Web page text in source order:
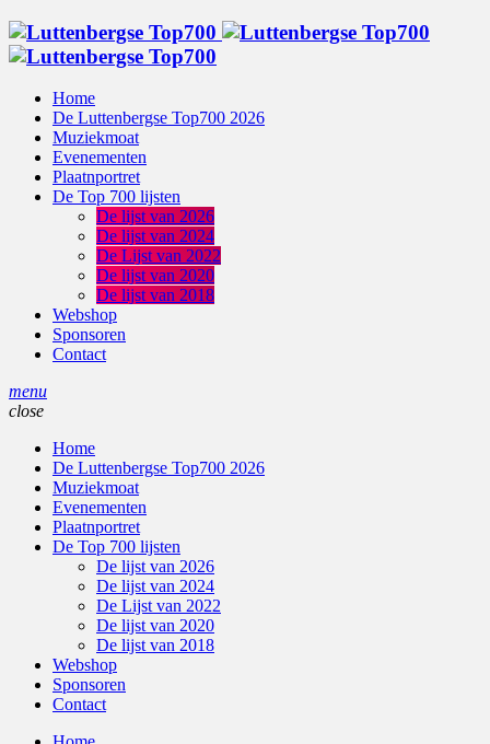
Home
De Luttenbergse Top700 2026
Muziekmoat
Evenementen
Plaatnportret
De Top 700 lijsten
De lijst van 2026
De lijst van 2024
De Lijst van 2022
De lijst van 2020
De lijst van 2018
Webshop
Sponsoren
Contact
menu
close
Home
De Luttenbergse Top700 2026
Muziekmoat
Evenementen
Plaatnportret
De Top 700 lijsten
De lijst van 2026
De lijst van 2024
De Lijst van 2022
De lijst van 2020
De lijst van 2018
Webshop
Sponsoren
Contact